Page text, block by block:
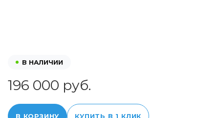
В НАЛИЧИИ
196 000 руб.
В КОРЗИНУ КУПИТЬ В 1 КЛИК